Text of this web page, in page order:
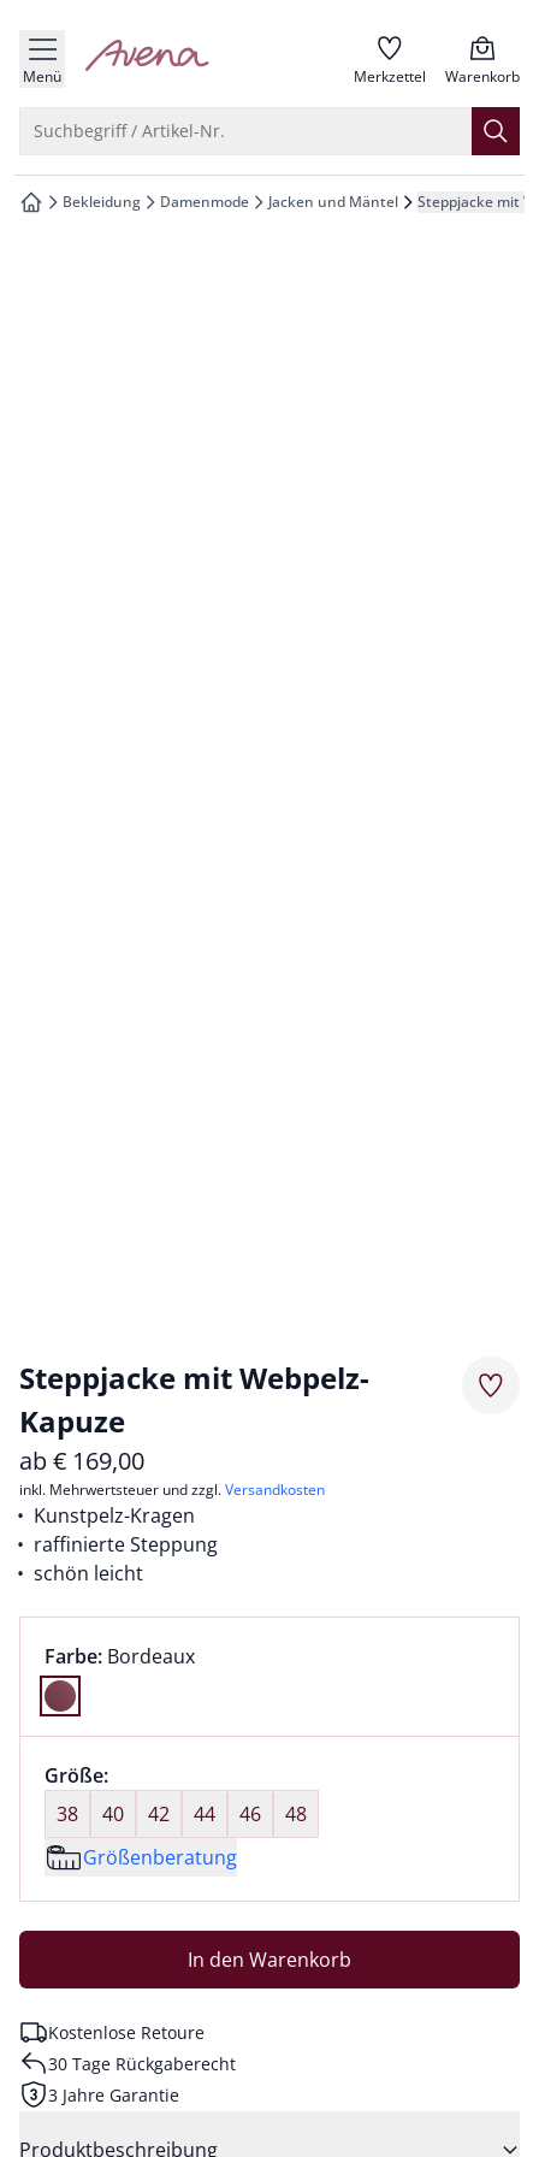
springen
springen
springen
springen
Menü zur Startseite Merkzettel Warenkorb
Suchbegriff / Artikel-Nr.
zur Startseite
Bekleidung Damenmode Jacken und Mäntel Steppjacke mit
Steppjacke mit Webpelz-
Kapuze
ab€ 169,00
inkl. Mehrwertsteuer und zzgl.Versandkosten
Kunstpelz-Kragen
raffinierte Steppung
schön leicht
Farbauswahl:
Farbe: aktuell ausgewählt:
Bordeaux
Farbe Bordeaux ausgewählt
Größenauswahl:
Größe:nichts ausgewählt
38
40 42 44 46
48
Größenberatung
In den Warenkorb
Kostenlose Retoure
30 Tage Rückgaberecht
3 Jahre Garantie
Produktbeschreibung